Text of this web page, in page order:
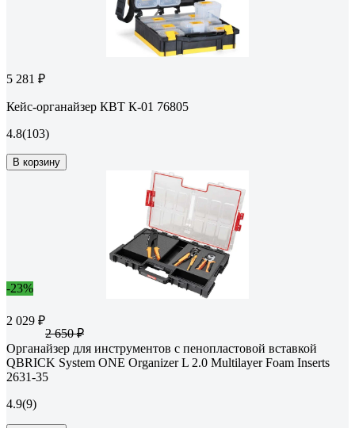
5 281 ₽
Кейс-органайзер КВТ К-01 76805
4.8(103)
В корзину
-23%
2 029 ₽
2 650 ₽
Органайзер для инструментов с пенопластовой вставкой
QBRICK System ONE Organizer L 2.0 Multilayer Foam Inserts
2631-35
4.9(9)